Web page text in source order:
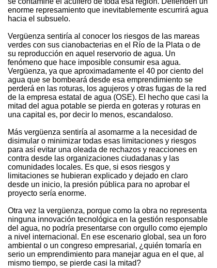
enorme represamiento que inevitablemente escurrirá agua
hacia el subsuelo.
Vergüenza sentiría al conocer los riesgos de las mareas
verdes con sus cianobacterias en el Río de la Plata o de
su reproducción en aquel reservorio de agua. Un
fenómeno que hace imposible consumir esa agua.
Vergüenza, ya que aproximadamente el 40 por ciento del
agua que se bombeará desde esa emprendimiento se
perderá en las roturas, los agujeros y otras fugas de la red
de la empresa estatal de agua (OSE). El hecho que casi la
mitad del agua potable se pierda en goteras y roturas en
una capital es, por decir lo menos, escandaloso.
Más vergüenza sentiría al asomarme a la necesidad de
disimular o minimizar todas esas limitaciones y riesgos
para así evitar una oleada de rechazos y reacciones en
contra desde las organizaciones ciudadanas y las
comunidades locales. Es que, si esos riesgos y
limitaciones se hubieran explicado y dejado en claro
desde un inicio, la presión pública para no aprobar el
proyecto sería enorme.
Otra vez la vergüenza, porque como la obra no representa
ninguna innovación tecnológica en la gestión responsable
del agua, no podría presentarse con orgullo como ejemplo
a nivel internacional. En ese escenario global, sea un foro
ambiental o un congreso empresarial, ¿quién tomaría en
serio un emprendimiento para manejar agua en el que, al
mismo tiempo, se pierde casi la mitad?